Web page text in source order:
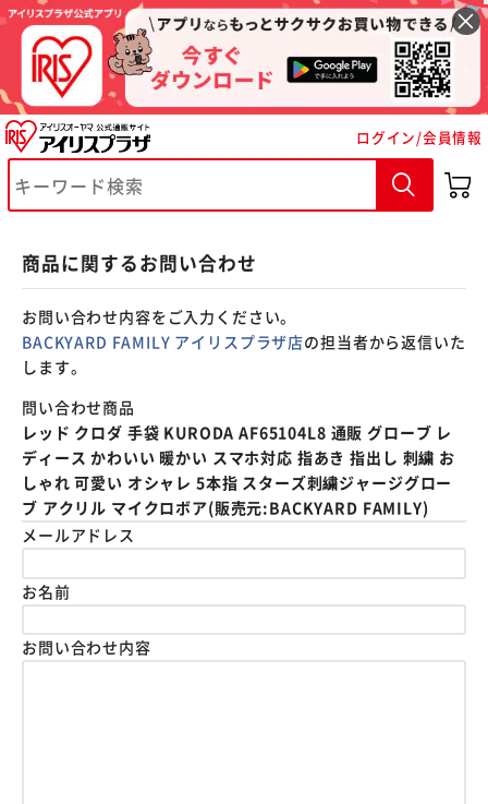
ログイン/会員情報
商品に関するお問い合わせ
お問い合わせ内容をご入力ください。
BACKYARD FAMILY アイリスプラザ店の担当者から返信いた
します。
問い合わせ商品
レッド クロダ 手袋 KURODA AF65104L8 通販 グローブ レ
ディース かわいい 暖かい スマホ対応 指あき 指出し 刺繍 お
しゃれ 可愛い オシャレ 5本指 スターズ刺繍ジャージグロー
ブ アクリル マイクロボア(販売元:BACKYARD FAMILY)
メールアドレス
お名前
お問い合わせ内容
※ご確認ください
カートに入れる